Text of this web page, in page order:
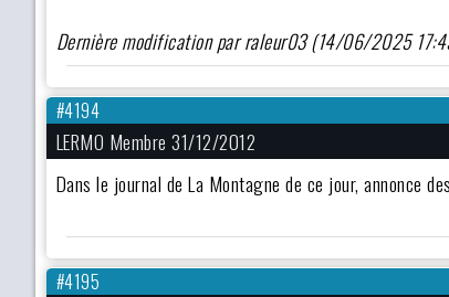
Dernière modification par raleur03 (14/06/2025
#4194
LERMO Membre 31/12/2012
Dans le journal de La Montagne de ce jour, annonce
#4195